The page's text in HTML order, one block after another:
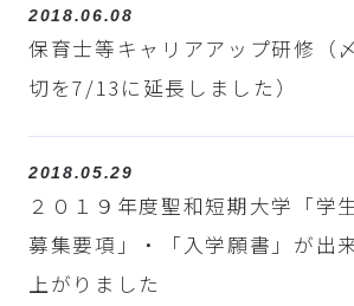
2018.06.08
保育士等キャリアアップ研修（〆
切を7/13に延長しました）
2018.05.29
２０１９年度聖和短期大学「学生
募集要項」・「入学願書」が出
上がりました